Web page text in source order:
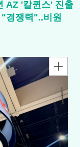
AZ '칼퀸스' 진출
경쟁력"..비원